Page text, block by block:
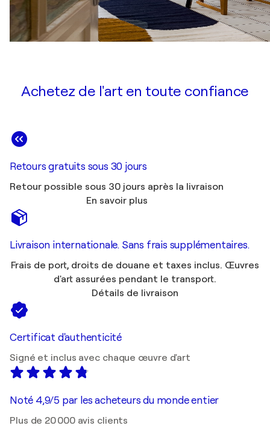
Achetez de l'art en toute confiance
Retours gratuits sous 30 jours
Retour possible sous 30 jours après la livraison
En savoir plus
Livraison internationale. Sans frais supplémentaires.
Frais de port, droits de douane et taxes inclus. Œuvres
d'art assurées pendant le transport.
Détails de livraison
Certificat d'authenticité
Signé et inclus avec chaque œuvre d'art
Noté 4,9/5 par les acheteurs du monde entier
Plus de 20 000 avis clients